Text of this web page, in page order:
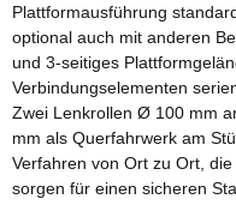
Plattformausführung
optional auch mit anderen
und 3-seitiges
Verbindungselementen
Zwei Lenkrollen Ø 100 mm
mm als Querfahrwerk am
Verfahren von Ort zu Ort,
sorgen für einen sicheren